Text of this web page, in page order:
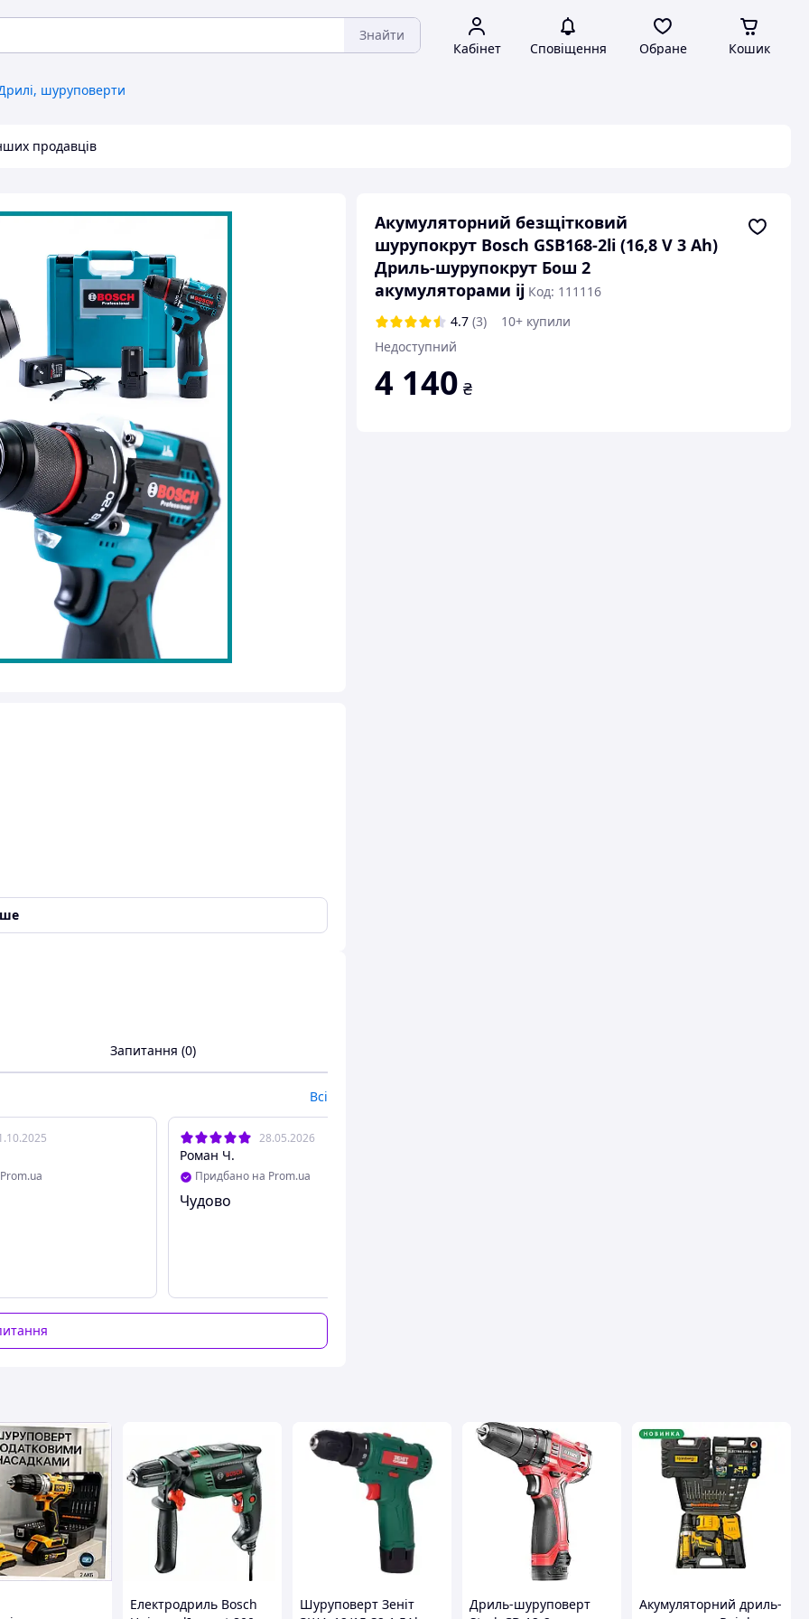
Знайти
Кабінет Сповіщення Обране Кошик
шуруповерти
продавців
Акумуляторний безщітковий
шурупокрут Bosch GSB168-2li (16,8 V 3 Ah)
Дриль-шурупокрут Бош 2
акумуляторами ij Код: 111116
4.7 (3)
10+ купили
Недоступний
4 140 ₴
Запитання (0)
Всі
28.05.2026
Роман Ч.
Придбано на Prom.ua
Чудово
Електродриль Bosch
Шуруповерт Зеніт
Дриль-шуруповерт
Акумуляторний дриль-